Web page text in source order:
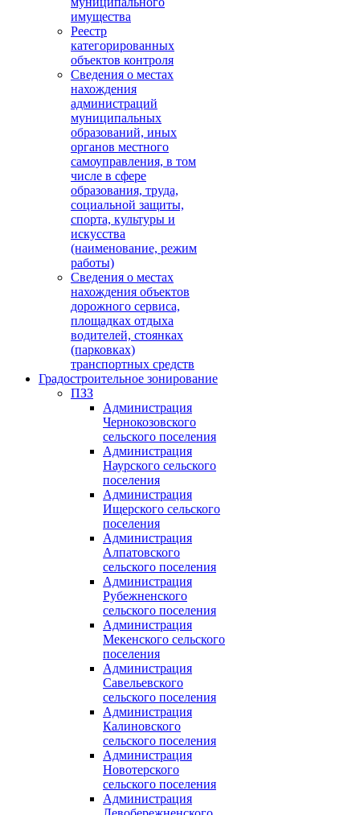
имущества
Реестр
категорированных
объектов контроля
Сведения о местах
нахождения
администраций
муниципальных
образований, иных
органов местного
самоуправления, в том
числе в сфере
образования, труда,
социальной защиты,
спорта, культуры и
искусства
(наименование, режим
работы)
Сведения о местах
нахождения объектов
дорожного сервиса,
площадках отдыха
водителей, стоянках
(парковках)
транспортных средств
Градостроительное зонирование
ПЗЗ
Администрация
Чернокозовского
сельского поселения
Администрация
Наурского сельского
поселения
Администрация
Ищерского сельского
поселения
Администрация
Алпатовского
сельского поселения
Администрация
Рубежненского
сельского поселения
Администрация
Мекенского сельского
поселения
Администрация
Савельевского
сельского поселения
Администрация
Калиновского
сельского поселения
Администрация
Новотерского
сельского поселения
Администрация